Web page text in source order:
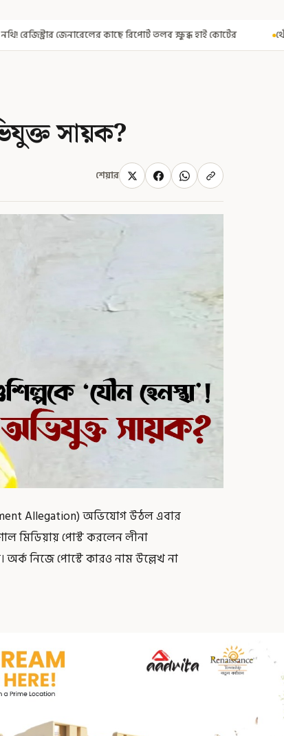
তলব ক্ষুব্ধ হাই কোর্টের থেঁতলানো মাথা-গোপনাঙ্গে রড!
সায়ক?
শেয়ার
Allegation) অভিযোগ উঠল এবার
মিডিয়ায় পোস্ট করলেন লীনা
নিজে পোস্টে কারও নাম উল্লেখ না